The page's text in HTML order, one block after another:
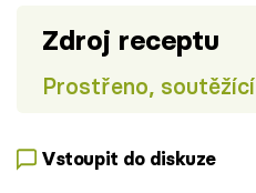
Zdroj receptu
Prostřeno, soutěžící
Vstoupit do diskuze